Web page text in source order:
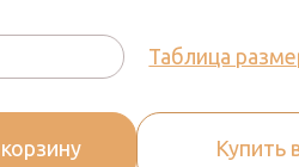
Таблица
Добавить в корзину Купить